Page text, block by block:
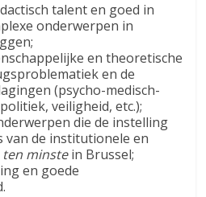
talent en goed in
onderwerpen in
en theoretische
en de
(psycho-medisch-
veiligheid, etc.);
die de instelling
van de institutionele en
ten minstein Brussel;
en goede